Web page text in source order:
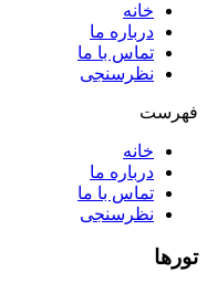
خانه
درباره ما
تماس با ما
نظرسنجی
فهرست
خانه
درباره ما
تماس با ما
نظرسنجی
تورها